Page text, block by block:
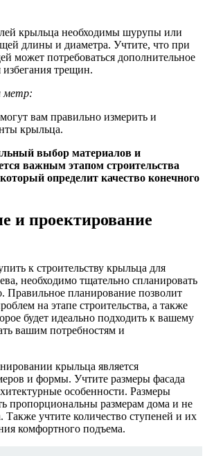
крыльца необходимы шурупы или
длины и диаметра. Учтите, что при
может потребоваться дополнительное
избегания трещин.
метр:
вам правильно измерить и
крыльца.
выбор материалов и
важным этапом строительства
определит качество конечного
и проектирование
к строительству крыльца для
необходимо тщательно спланировать
Правильное планирование позволит
на этапе строительства, а также
будет идеально подходить к вашему
вашим потребностям и
крыльца является
и формы. Учтите размеры фасада
особенности. Размеры
пропорциональны размерам дома и не
Также учтите количество ступеней и их
комфортного подъема.